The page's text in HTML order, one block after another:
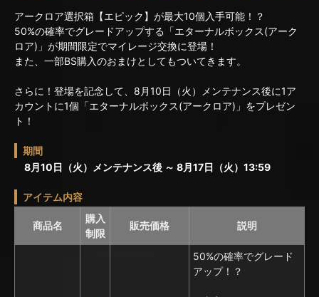
アークロア選択箱【エピック】が最大10個入手可能！？
50%の確率でグレードアップする「エターナルボックス(アーク
ロア)」が期間限定でマイレージ交換に登場！
また、一部BS購入のおまけとしてもついてきます。
さらに！登場を記念して、8月10日（火）メンテナンス後に1ア
カウントに1個「エターナルボックス(アークロア)」をプレゼン
ト！
期間
8月10日（火）メンテナンス後 ～ 8月17日（火）13:59
アイテム内容
商品名
購入
制限
販売価格 説明
50%の確率でグレード
アップ！？